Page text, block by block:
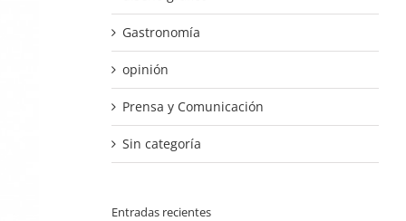
Gastronomía
opinión
Prensa y Comunicación
Sin categoría
Entradas recientes